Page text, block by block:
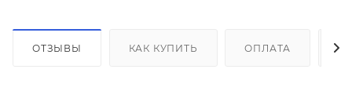
ОТЗЫВЫ КАК КУПИТЬ ОПЛАТА